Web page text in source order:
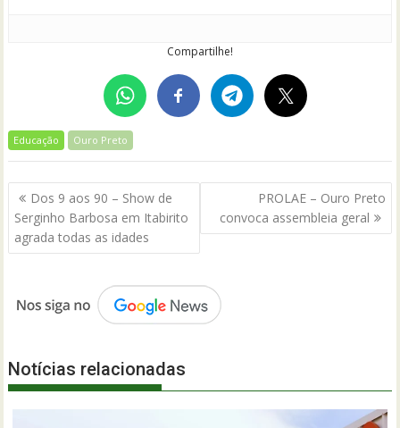
Compartilhe!
Educação Ouro Preto
Navegação
de
Post
Dos 9 aos 90 – Show de
Serginho Barbosa em Itabirito
agrada todas as idades
PROLAE – Ouro Preto
convoca assembleia geral
Notícias relacionadas